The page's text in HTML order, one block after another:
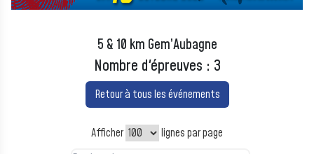
5 & 10 km Gem’Aubagne
Nombre d'épreuves : 3
Retour à tous les événements
Afficher lignes par page